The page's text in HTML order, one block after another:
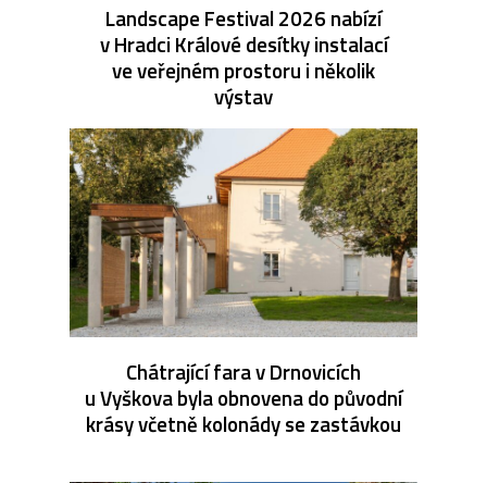
Landscape Festival 2026 nabízí
v Hradci Králové desítky instalací
ve veřejném prostoru i několik
výstav
Chátrající fara v Drnovicích
u Vyškova byla obnovena do původní
krásy včetně kolonády se zastávkou